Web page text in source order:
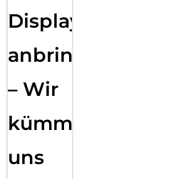
Displayfolie
anbringen
– Wir
kümmern
uns